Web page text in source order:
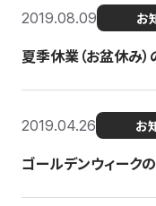
2019.08.09 お
夏季休業（お盆休み
2019.04.26 お
ゴールデンウィーク